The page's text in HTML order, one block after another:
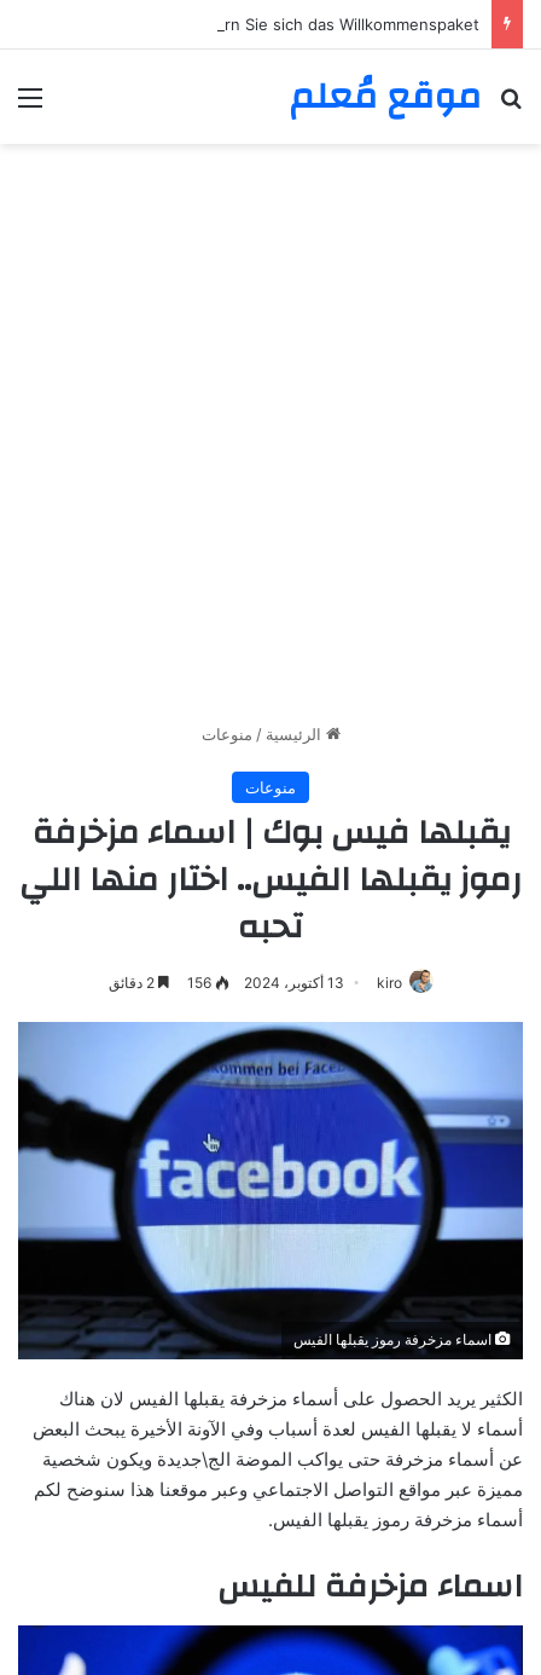
موقع مُعلم
بحث عن
الرئيسية / منوعات
منوعات
يقبلها فيس بوك | اسماء مزخرفة
رموز يقبلها الفيس.. اختار منها اللي
تحبه
kiro 13 أكتوبر، 2024 156 2 دقائق
اسماء مزخرفة رموز يقبلها الفيس
الكثير يريد الحصول على أسماء مزخرفة يقبلها الفيس لان هناك
أسماء لا يقبلها الفيس لعدة أسباب وفي الآونة الأخيرة يبحث البعض
عن أسماء مزخرفة حتى يواكب الموضة الج\جديدة ويكون شخصية
مميزة عبر مواقع التواصل الاجتماعي وعبر موقعنا هذا سنوضح لكم
أسماء مزخرفة رموز يقبلها الفيس.
اسماء مزخرفة للفيس